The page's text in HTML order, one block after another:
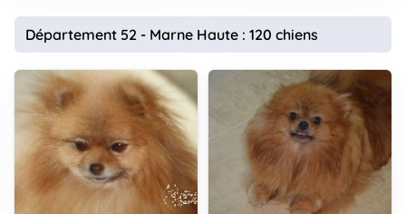
Département 52 - Marne Haute : 120 chiens